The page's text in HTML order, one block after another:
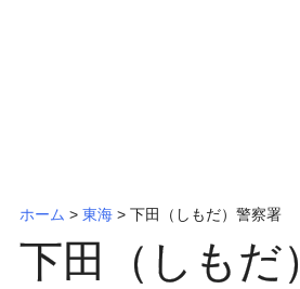
ホーム > 東海> 下田（しもだ）警察署
下田（しもだ